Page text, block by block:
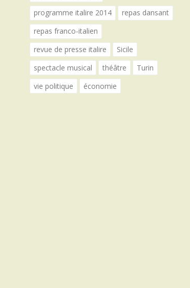
programme italire 2014
repas dansant
repas franco-italien
revue de presse italire
Sicile
spectacle musical
théâtre
Turin
vie politique
économie